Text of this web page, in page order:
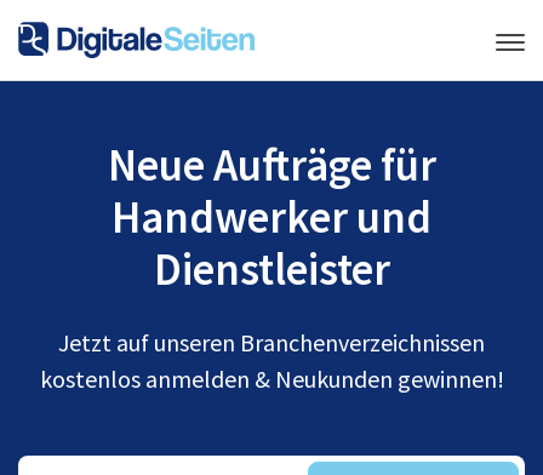
Neue Aufträge für
Handwerker und
Dienstleister
Jetzt auf unseren Branchenverzeichnissen
kostenlos anmelden & Neukunden gewinnen!